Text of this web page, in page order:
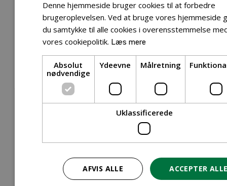
Tilbehør Entreprenørudstyr
Tilbehør Havetraktor
Tilbehør Hækkeklippere
Tilbehør Motorsav
Tilbehør Kæder
Tilbehør Sværd
Tilbehør Rengøringsmaskiner
Tilbehør Robotplæneklipper
Tilbehør Walk Behind
Reservedele Løvblæsere
Reservedele Motorsave
Denne hjemmeside bruger cookies til at forbedre
brugeroplevelsen. Ved at bruge vores hjemmeside
du samtykke til alle cookies i overensstemmelse
vores cookiepolitik. Læs mere
Absolut
nødvendige
Ydeevne Målretning
Uklassificerede
ACCEPTER
AFVIS ALLE